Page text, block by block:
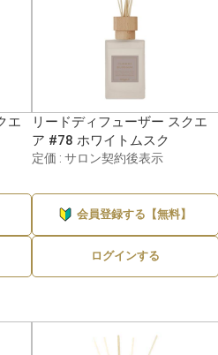
エ
リードディフューザー スクエ
ア #78 ホワイトムスク
定価 : サロン契約後表示
会員登録する【無料】
ログインする